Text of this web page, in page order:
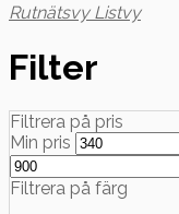
Rutnätsvy Listvy
Filter
Filtrera på pris
Min pris
Filtrera på färg